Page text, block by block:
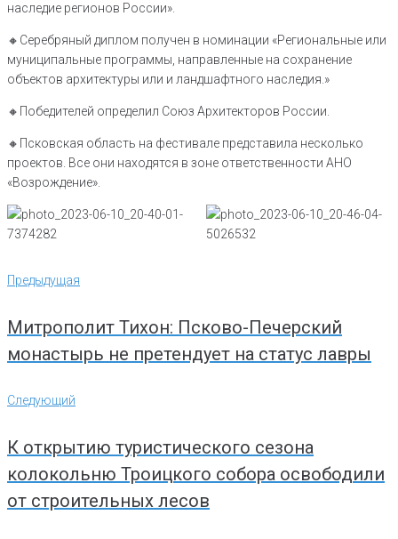
наследие регионов России».
🔸️Серебряный диплом получен в номинации «Региональные или
муниципальные программы, направленные на сохранение
объектов архитектуры или и ландшафтного наследия.»
🔸️Победителей определил Союз Архитекторов России.
🔸️Псковская область на фестивале представила несколько
проектов. Все они находятся в зоне ответственности АНО
«Возрождение».
Навигация
по
Предыдущая
Предыдущая
Митрополит Тихон: Псково-Печерский
монастырь не претендует на статус лавры
Следующий
Следующий
К открытию туристического сезона
колокольню Троицкого собора освободили
от строительных лесов